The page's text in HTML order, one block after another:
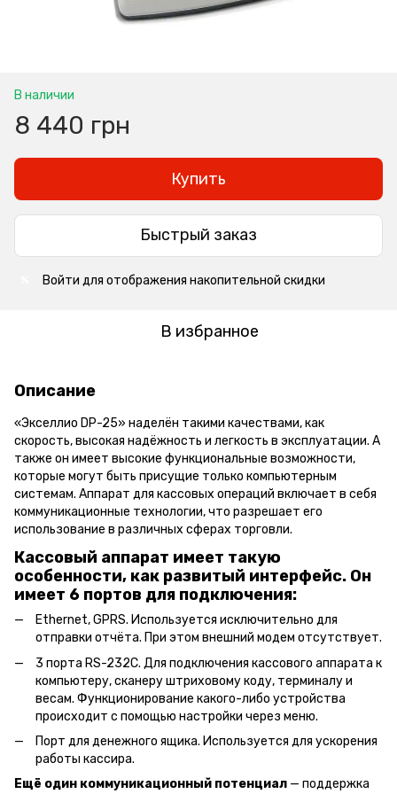
В наличии
8 440 грн
Купить
Быстрый заказ
Войти для отображения накопительной скидки
В избранное
Описание
«Экселлио DP-25» наделён такими качествами, как
скорость, высокая надёжность и легкость в эксплуатации. А
также он имеет высокие функциональные возможности,
которые могут быть присущие только компьютерным
системам. Аппарат для кассовых операций включает в себя
коммуникационные технологии, что разрешает его
использование в различных сферах торговли.
Кассовый аппарат имеет такую
особенности, как развитый интерфейс. Он
имеет 6 портов для подключения:
Ethernet, GPRS. Используется исключительно для
отправки отчёта. При этом внешний модем отсутствует.
3 порта RS-232С. Для подключения кассового аппарата к
компьютеру, сканеру штриховому коду, терминалу и
весам. Функционирование какого-либо устройства
происходит с помощью настройки через меню.
Порт для денежного ящика. Используется для ускорения
работы кассира.
Ещё один коммуникационный потенциал — поддержка